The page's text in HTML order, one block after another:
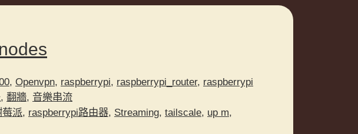
, Openvpn, raspberrypi, raspberrypi_router, raspberrypi
, 翻牆, 音樂串流
莓派, raspberrypi路由器, Streaming, tailscale, up m,